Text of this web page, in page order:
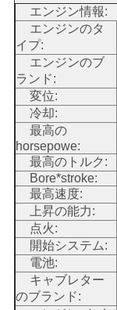
引
用
を
要
求
し
な
さ
い
エンジン情報:
エンジンのタ
イプ:
エンジンのブ
ランド:
変位:
冷却:
最高の
horsepowe:
最高のトルク:
Bore*stroke:
最高速度:
上昇の能力:
点火:
開始システム:
電池:
キャブレター
のブランド: